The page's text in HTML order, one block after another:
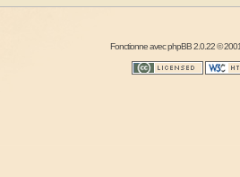
Fonctionne avecphpBB2.0.22 ©